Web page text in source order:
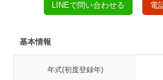
LINEで問い合わせる 電
基本情報
年式(初度登録年)